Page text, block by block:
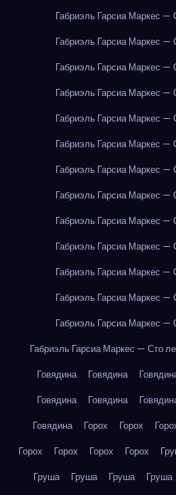
Габриэль Гарсиа Маркес —
Габриэль Гарсиа Маркес —
Габриэль Гарсиа Маркес —
Габриэль Гарсиа Маркес —
Габриэль Гарсиа Маркес —
Габриэль Гарсиа Маркес —
Габриэль Гарсиа Маркес —
Габриэль Гарсиа Маркес —
Габриэль Гарсиа Маркес —
Габриэль Гарсиа Маркес —
Габриэль Гарсиа Маркес —
Габриэль Гарсиа Маркес —
Габриэль Гарсиа Маркес —
Габриэль Гарсиа Маркес — Сто
Говядина
Говядина
Говядина
Говядина
Говядина
Горох Горох
Горох
Горох Горох Горох
Груша
Груша Груша Груша